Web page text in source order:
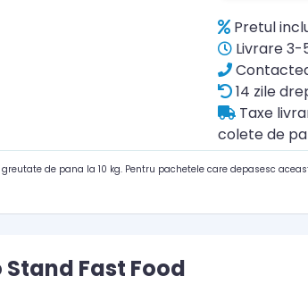
Pretul
Livrare
14 zile
Taxe
colete de
de pana la 10 kg. Pentru pachetele care depasesc
Fast Food